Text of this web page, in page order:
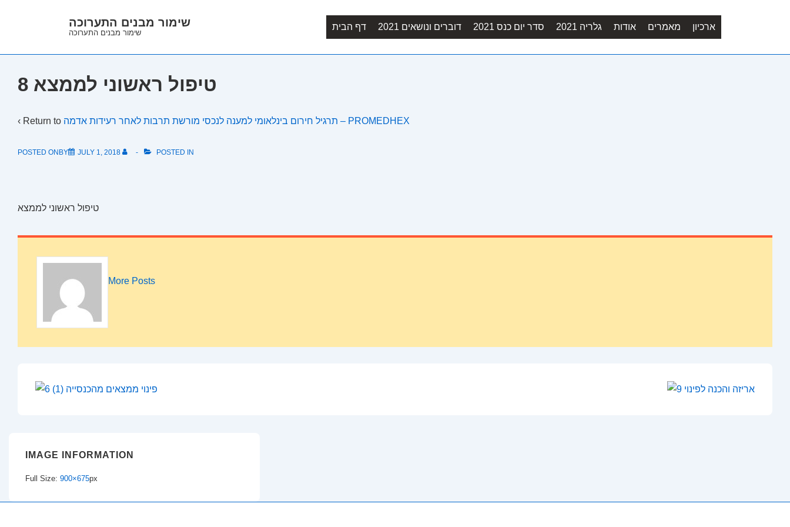
Main
שימור מבנים התערוכה
שימור מבנים התערוכה
Main
Navigation
דף הבית דוברים ונושאים 2021 סדר יום כנס 2021 גלריה 2021 אודות מאמרים ארכיון
8 טיפול ראשוני לממצא
‹ Return to תרגיל חירום בינלאומי למענה לנכסי מורשת תרבות לאחר רעידות אדמה – PROMEDHEX
POSTED ONBY JULY 1, 2018 POSTED IN
טיפול ראשוני לממצא
More Posts
IMAGE INFORMATION
Full Size: 900×675px